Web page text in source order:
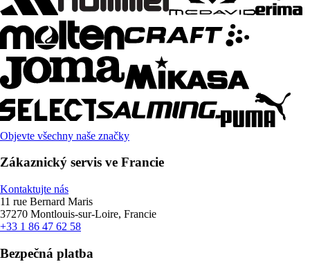
Objevte všechny naše značky
Zákaznický servis ve Francie
Kontaktujte nás
11 rue Bernard Maris
37270 Montlouis-sur-Loire, Francie
+33 1 86 47 62 58
Bezpečná platba